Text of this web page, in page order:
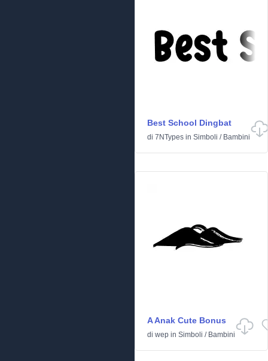
Best School Dingbat
di 7NTypes in Simboli / Bambini
A Anak Cute Bonus
di wep in Simboli / Bambini